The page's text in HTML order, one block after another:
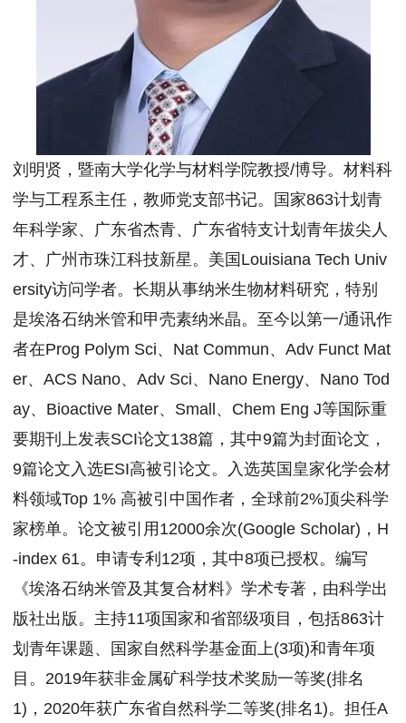
刘明贤，暨南大学化学与材料学院教授/博导。材料科
学与工程系主任，教师党支部书记。国家863计划青
年科学家、广东省杰青、广东省特支计划青年拔尖人
才、广州市珠江科技新星。美国Louisiana Tech Univ
ersity访问学者。长期从事纳米生物材料研究，特别
是埃洛石纳米管和甲壳素纳米晶。至今以第一/通讯作
者在Prog Polym Sci、Nat Commun、Adv Funct Mat
er、ACS Nano、Adv Sci、Nano Energy、Nano Tod
ay、Bioactive Mater、Small、Chem Eng J等国际重
要期刊上发表SCI论文138篇，其中9篇为封面论文，
9篇论文入选ESI高被引论文。入选英国皇家化学会材
料领域Top 1% 高被引中国作者，全球前2%顶尖科学
家榜单。论文被引用12000余次(Google Scholar)，H
-index 61。申请专利12项，其中8项已授权。编写
《埃洛石纳米管及其复合材料》学术专著，由科学出
版社出版。主持11项国家和省部级项目，包括863计
划青年课题、国家自然科学基金面上(3项)和青年项
目。2019年获非金属矿科学技术奖励一等奖(排名
1)，2020年获广东省自然科学二等奖(排名1)。担任A